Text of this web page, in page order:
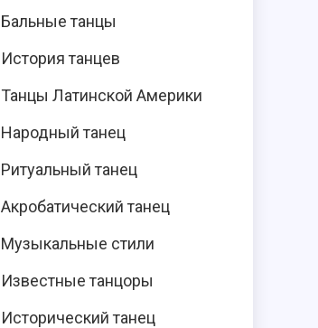
Бальные танцы
История танцев
Танцы Латинской Америки
Народный танец
Ритуальный танец
Акробатический танец
Музыкальные стили
Известные танцоры
Исторический танец